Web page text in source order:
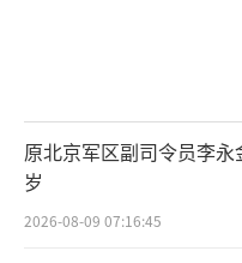
原北京军区副司令员李
岁
2026-08-09 07:16:45